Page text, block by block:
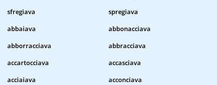
sfregiava
spregiava
abbaiava
abbonacciava
abborracciava
abbracciava
accartocciava
accasciava
acciaiava
acconciava